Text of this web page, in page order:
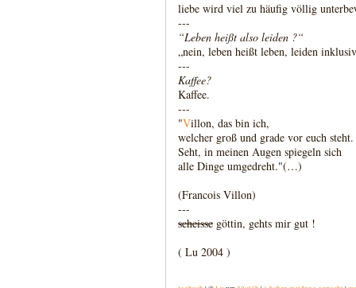
liebe wird viel zu häufig völlig
---
“Leben heißt also leiden ?“
„nein, leben heißt leben, leiden
---
Kaffee?
Kaffee.
---
"Villon, das bin ich,
welcher groß und grade vor euch steht.
Seht, in meinen Augen spiegeln sich
alle Dinge umgedreht."(…)
(Francois Villon)
---
scheisse göttin, gehts mir gut !
( Lu 2004 )